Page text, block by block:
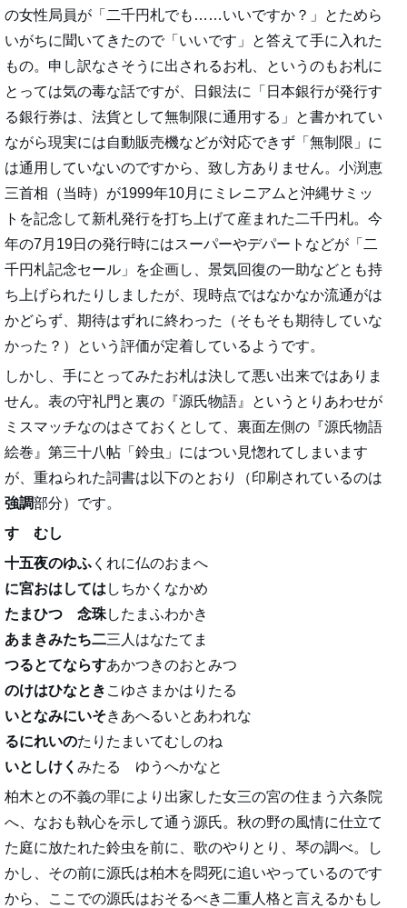
の女性局員が「二千円札でも……いいですか？」とためら
いがちに聞いてきたので「いいです」と答えて手に入れた
もの。申し訳なさそうに出されるお札、というのもお札に
とっては気の毒な話ですが、日銀法に「日本銀行が発行す
る銀行券は、法貨として無制限に通用する」と書かれてい
ながら現実には自動販売機などが対応できず「無制限」に
は通用していないのですから、致し方ありません。小渕恵
三首相（当時）が1999年10月にミレニアムと沖縄サミッ
トを記念して新札発行を打ち上げて産まれた二千円札。今
年の7月19日の発行時にはスーパーやデパートなどが「二
千円札記念セール」を企画し、景気回復の一助などとも持
ち上げられたりしましたが、現時点ではなかなか流通がは
かどらず、期待はずれに終わった（そもそも期待していな
かった？）という評価が定着しているようです。
しかし、手にとってみたお札は決して悪い出来ではありま
せん。表の守礼門と裏の『源氏物語』というとりあわせが
ミスマッチなのはさておくとして、裏面左側の『源氏物語
絵巻』第三十八帖「鈴虫」にはつい見愡れてしまいます
が、重ねられた詞書は以下のとおり（印刷されているのは
強調部分）です。
すゝむし
十五夜のゆふ くれに仏のおまへ
に宮おはしては しちかくなかめ
たまひつゝ念珠したまふわかき
あまきみたち二三人はなたてま
つるとてならすあかつきのおとみつ
のけはひなとき こゆさまかはりたる
いとなみにいそきあへるいとあわれな
るにれいのたりたまいてむしのね
いとしけく みたるゝゆうへかなと
柏木との不義の罪により出家した女三の宮の住まう六条院
へ、なおも執心を示して通う源氏。秋の野の風情に仕立て
た庭に放たれた鈴虫を前に、歌のやりとり、琴の調べ。し
かし、その前に源氏は柏木を悶死に追いやっているのです
から、ここでの源氏はおそるべき二重人格と言えるかもし